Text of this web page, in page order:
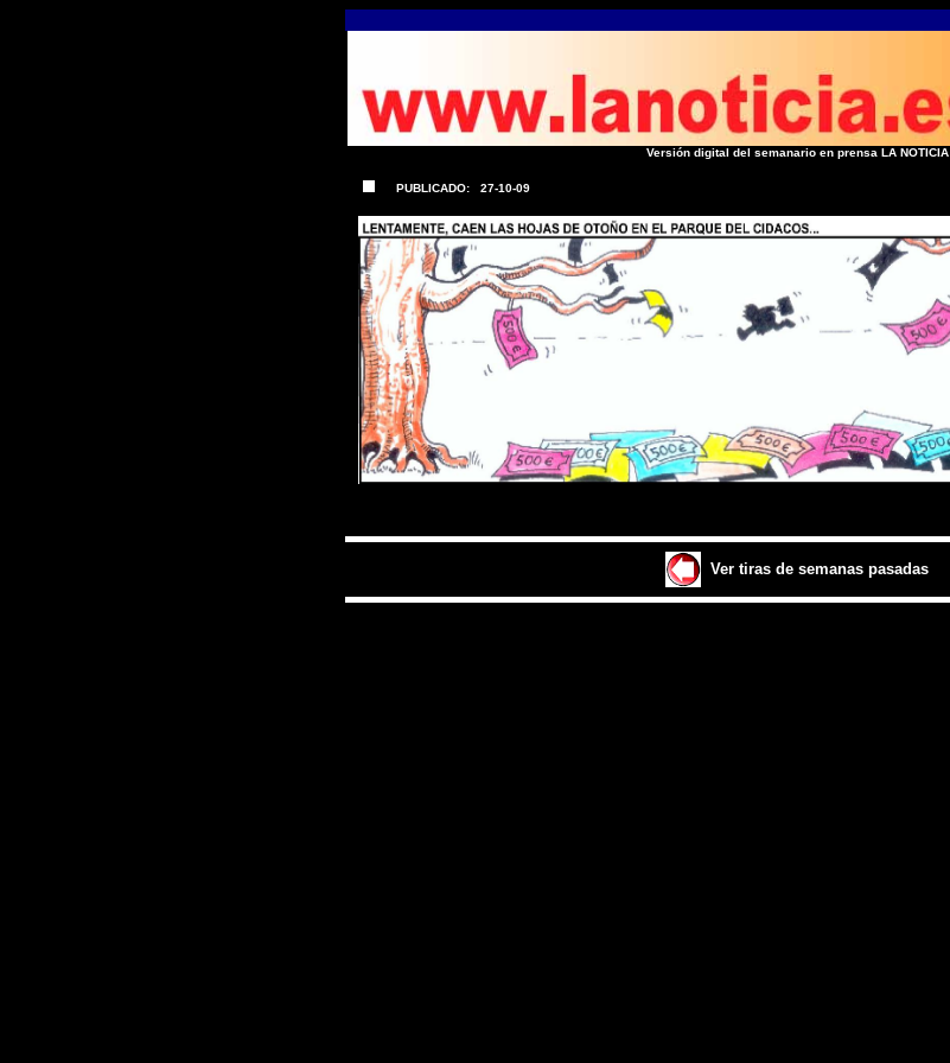
Versión digital del semanario en prensa LA NOTICIA
PUBLICADO: 27-10-09
Ver tiras de semanas pasadas